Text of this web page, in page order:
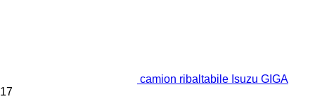
camion ribaltabile Isuzu GIGA
17